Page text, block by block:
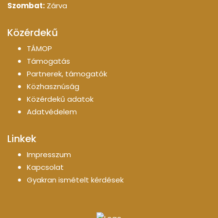
Szombat: Zárva
Közérdekű
TÁMOP
Támogatás
Partnerek, támogatók
Közhasznúság
Közérdekű adatok
Adatvédelem
Linkek
Impresszum
Kapcsolat
Gyakran ismételt kérdések